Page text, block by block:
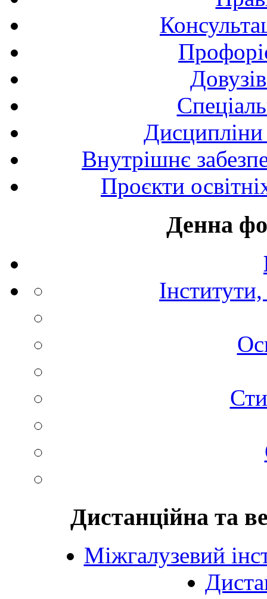
Внутрішнє
Проєкти
Денна
Дистанційна та
Міжгалузевий